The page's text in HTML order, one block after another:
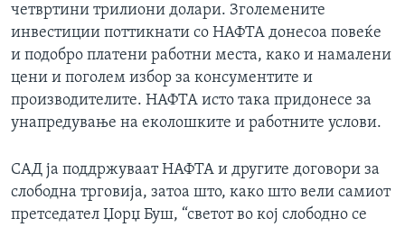
четвртини трилиони долари. Зголемените
инвестиции поттикнати со НАФТА донесоа повеќе
и подобро платени работни места, како и намалени
цени и поголем избор за консументите и
производителите. НАФТА исто така придонесе за
унапредување на еколошките и работните услови.
САД ја поддржуваат НАФТА и другите договори за
слободна трговија, затоа што, како што вели самиот
претседател Џорџ Буш, “светот во кој слободно се